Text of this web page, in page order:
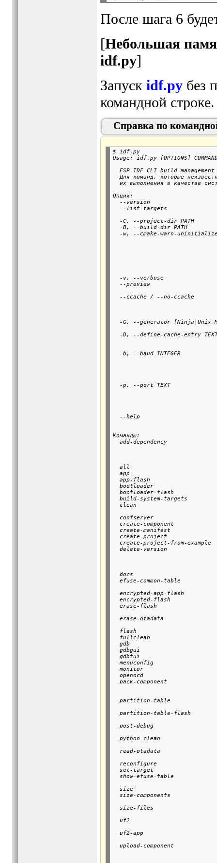
После шага 6
[Небольшая
idf.py]
Запуск idf.pyбез
командной строке.
Справка по
$ idf.py
ESP-IDF CLI build
Для команд, которые
Опции:
--version
--list-targets
-C, --project-dir PATH
-B, --build-dir PATH
-w, --cmake-warn-
-v, --verbose
--preview
--ccache / --no-ccache
-G, --generator [Ninja|Unix
-D, --define-cache-entry
-b, --baud INTEGER
-p, --port TEXT
--help
Команды:
add-dependency
all
app
app-flash
bootloader
bootloader-flash
build-system-targets
clean
confserver
create-component
create-manifest
create-project
create-project-from-example
delete-version
docs
efuse-common-table
encrypted-app-flash
encrypted-flash
erase-flash
erase-otadata
flash
fullclean
gdb
gdbgui
gdbtui
menuconfig
monitor
openocd
pack-component
partition-table
partition-table-flash
post-debug
python-clean
read-otadata
reconfigure
set-target
show-efuse-table
size
size-components
size-files
uf2
uf2-app
upload-component